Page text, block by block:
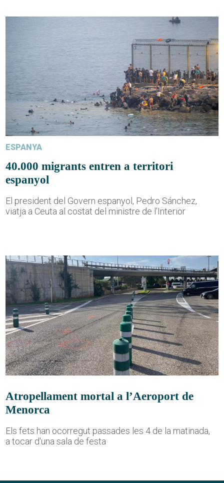
ESPANYA
40.000 migrants entren a territori
espanyol
El president del Govern espanyol, Pedro Sánchez,
viatja a Ceuta al costat del ministre de l'Interior
Atropellament mortal a l’Aeroport de
Menorca
Els fets han ocorregut passades les 4 de la matinada,
a tocar d'una sala de festa